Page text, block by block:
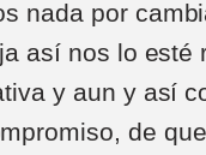
nada por
así nos lo esté
y aun y así
de